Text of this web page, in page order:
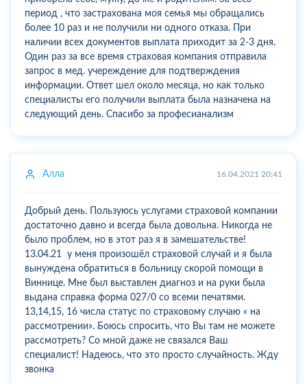
период , что застрахована моя семья мы обращались
более 10 раз и не получили ни одного отказа. При
наличии всех документов выплата приходит за 2-3 дня.
Один раз за все время страховая компания отправила
запрос в мед. учереждение для подтверждения
информации. Ответ шел около месяца, но как только
специалисты его получили выплата была назначена на
следующий день. Спасибо за професианализм
Алла 16.04.2021 20:41
Добрый день. Пользуюсь услугами страховой компании
достаточно давно и всегда была довольна. Никогда не
было проблем, но в этот раз я в замешательстве!
13.04.21 у меня произошёл страховой случай и я была
вынуждена обратиться в больницу скорой помощи в
Виннице. Мне был выставлен диагноз и на руки была
выдана справка форма 027/0 со всеми печатями.
13,14,15, 16 числа статус по страховому случаю « на
рассмотрении». Боюсь спросить, что Вы там не можете
рассмотреть? Со мной даже не связался Ваш
специалист! Надеюсь, что это просто случайность. Жду
звонка